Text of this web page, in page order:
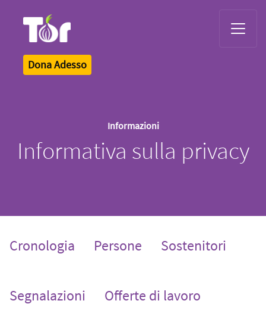
Dona Adesso
Informazioni
Informativa sulla privacy
Cronologia Persone Sostenitori
Segnalazioni Offerte di lavoro